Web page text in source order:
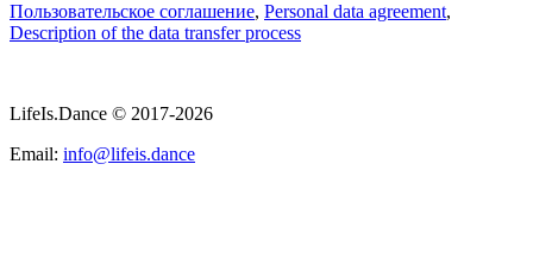
Пользовательское соглашение, Personal data agreement,
Description of the data transfer process
LifeIs.Dance © 2017-2026
Email: info@lifeis.dance